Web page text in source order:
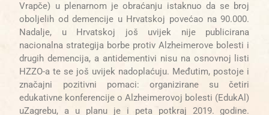
Vrapče) u plenarnom je obraćanju istaknuo da se broj
oboljelih od demencije u Hrvatskoj povećao na 90.000.
Nadalje, u Hrvatskoj još uvijek nije publicirana
nacionalna strategija borbe protiv Alzheimerove bolesti i
drugih demencija, a antidementivi nisu na osnovnoj listi
HZZO-a te se još uvijek nadoplaćuju. Međutim, postoje i
značajni pozitivni pomaci: organizirane su četiri
edukativne konferencije o Alzheimerovoj bolesti (EdukAl)
uZagrebu, a u planu je i peta potkraj 2019. godine.